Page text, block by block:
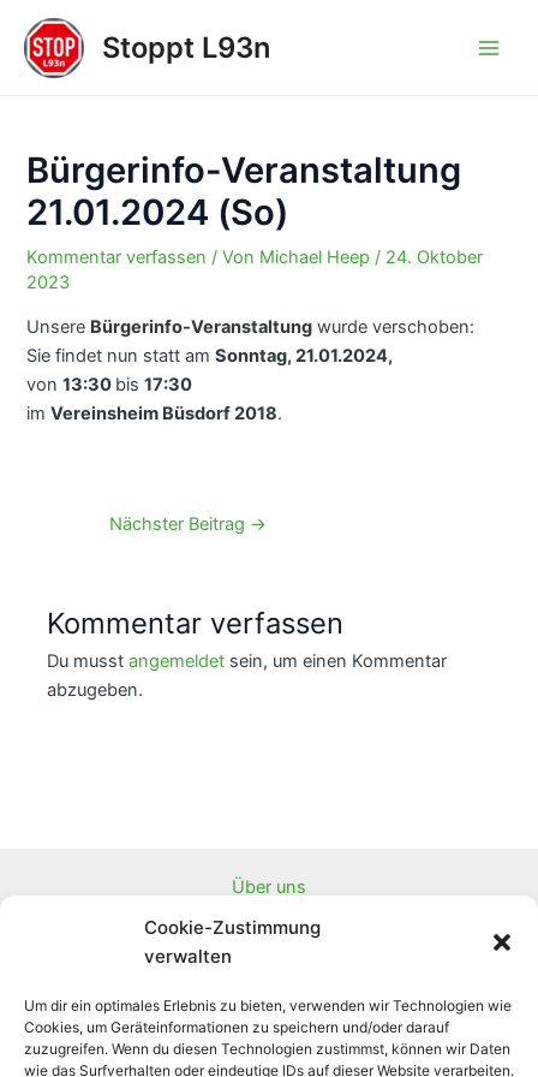
Cookie-Zustimmung
verwalten
Um dir ein optimales Erlebnis zu bieten, verwenden wir Technologien wie
Cookies, um Geräteinformationen zu speichern und/oder darauf
zuzugreifen. Wenn du diesen Technologien zustimmst, können wir Daten
wie das Surfverhalten oder eindeutige IDs auf dieser Website verarbeiten.
Inhalt
springen
Stoppt L93n
Bürgerinfo-Veranstaltung
21.01.2024 (So)
Kommentar verfassen / Von Michael Heep / 24. Oktober
2023
Unsere Bürgerinfo-Veranstaltung wurde verschoben:
Sie findet nun statt amSonntag, 21.01.2024,
von13:30 bis17:30
imVereinsheim Büsdorf 2018.
Nächster Beitrag →
Kommentar verfassen
Du musstangemeldet sein, um einen Kommentar
abzugeben.
Über uns
Downloads
Partnerprojekte
Linksammlung
Projektübersicht
Unser Konto zur finanziellen Unterstützung: